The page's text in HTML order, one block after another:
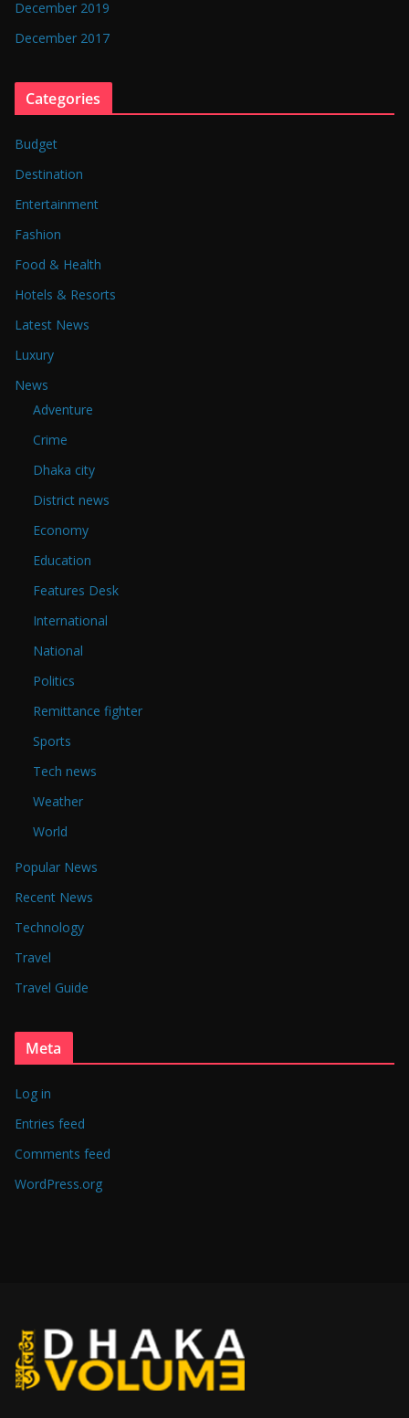
December 2019
December 2017
Categories
Budget
Destination
Entertainment
Fashion
Food & Health
Hotels & Resorts
Latest News
Luxury
News
Adventure
Crime
Dhaka city
District news
Economy
Education
Features Desk
International
National
Politics
Remittance fighter
Sports
Tech news
Weather
World
Popular News
Recent News
Technology
Travel
Travel Guide
Meta
Log in
Entries feed
Comments feed
WordPress.org